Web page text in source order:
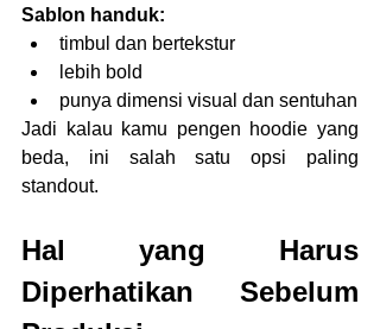
Sablon handuk:
timbul dan bertekstur
lebih bold
punya dimensi visual dan sentuhan
Jadi kalau kamu pengen hoodie yang
beda, ini salah satu opsi paling
standout.
Hal yang Harus
Diperhatikan Sebelum